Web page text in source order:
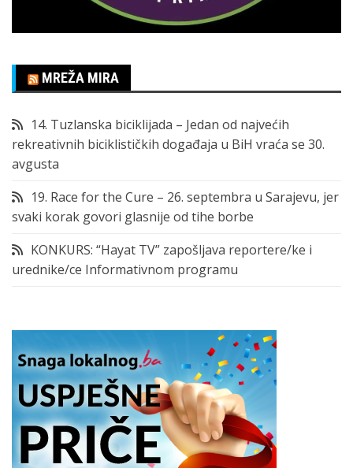
MREŽA MIRA
14. Tuzlanska biciklijada – Jedan od najvećih
rekreativnih biciklističkih događaja u BiH vraća se 30.
avgusta
19. Race for the Cure – 26. septembra u Sarajevu, jer
svaki korak govori glasnije od tihe borbe
KONKURS: “Hayat TV” zapošljava reportere/ke i
urednike/ce Informativnom programu